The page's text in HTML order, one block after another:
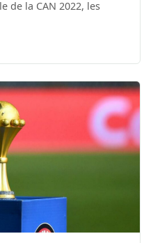
de la CAN 2022, les